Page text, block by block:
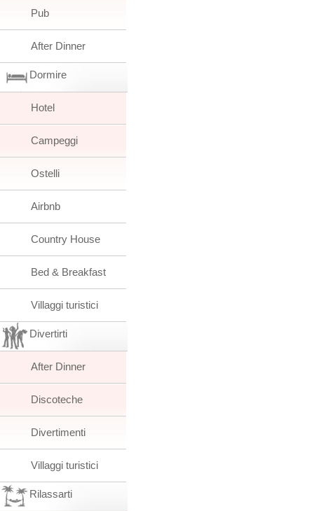
Pub
After Dinner
Dormire
Hotel
Campeggi
Ostelli
Airbnb
Country House
Bed & Breakfast
Villaggi turistici
Divertirti
After Dinner
Discoteche
Divertimenti
Villaggi turistici
Rilassarti